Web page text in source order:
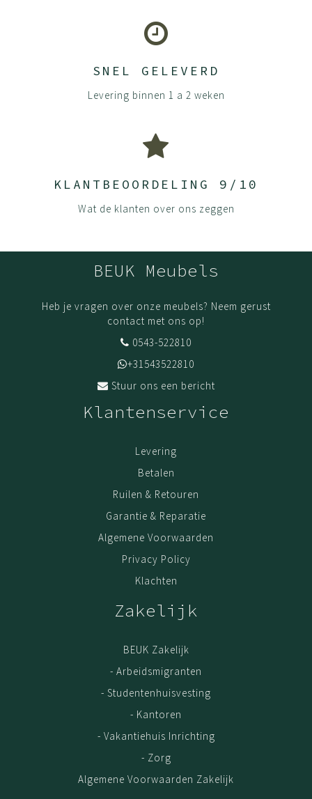
SNEL GELEVERD
Levering binnen 1 a 2 weken
KLANTBEOORDELING 9/10
Wat de klanten over ons zeggen
BEUK Meubels
Heb je vragen over onze meubels? Neem gerust
contact met ons op!
0543-522810
+31543522810
Stuur ons een bericht
Klantenservice
Levering
Betalen
Ruilen & Retouren
Garantie & Reparatie
Algemene Voorwaarden
Privacy Policy
Klachten
Zakelijk
BEUK Zakelijk
- Arbeidsmigranten
- Studentenhuisvesting
- Kantoren
- Vakantiehuis Inrichting
- Zorg
Algemene Voorwaarden Zakelijk